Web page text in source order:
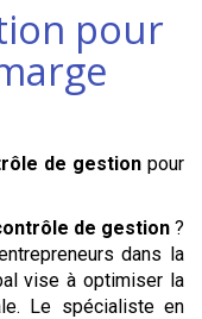
pour
de gestion pour
de gestion?
dans la
vise à optimiser la
Le spécialiste en